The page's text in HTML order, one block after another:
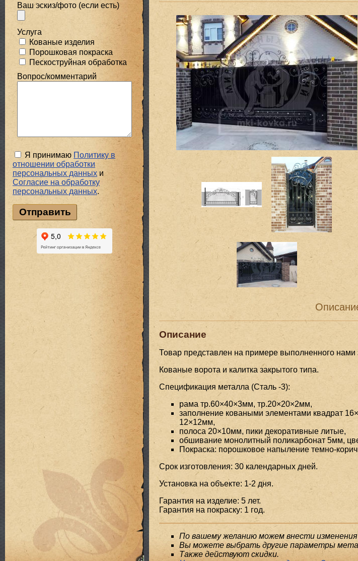
Описание
Товар представлен на примере выполненного нами
Кованые ворота и калитка закрытого типа.
Спецификация металла (Сталь -3):
рама тр.60×40×3мм, тр.20×20×2мм,
заполнение коваными элементами квадрат
12×12мм,
полоса 20×10мм, пики декоративные литые,
обшивание монолитный поликарбонат 5мм,
Покраска: порошковое напыление темно-
Срок изготовления: 30 календарных дней.
Установка на объекте: 1-2 дня.
Гарантия на изделие: 5 лет.
Гарантия на покраску: 1 год.
По вашему желанию можем внести изменения
Вы можете выбрать другие параметры
Также действуют скидки.
Ваш эскиз/фото (если есть)
Услуга
Кованые изделия
Порошковая покраска
Пескоструйная обработка
Вопрос/комментарий
Я принимаю Политику в
отношении обработки
персональных данных и
Cогласие на обработку
персональных данных.